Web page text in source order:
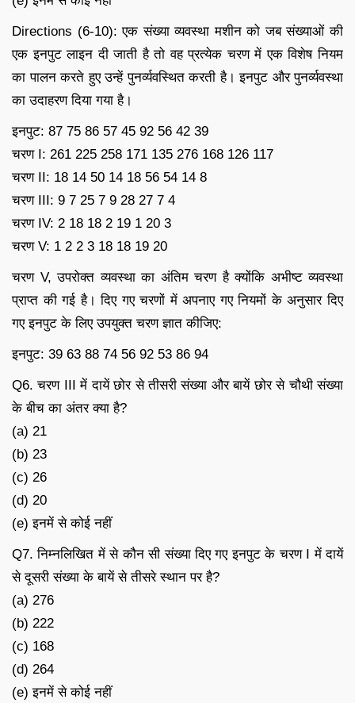
Directions (6-10): एक संख्या व्यवस्था मशीन को जब संख्याओं की
एक इनपुट लाइन दी जाती है तो वह प्रत्येक चरण में एक विशेष नियम
का पालन करते हुए उन्हें पुनर्व्यवस्थित करती है। इनपुट और पुनर्व्यवस्था
का उदाहरण दिया गया है।
इनपुट: 87 75 86 57 45 92 56 42 39
चरण I: 261 225 258 171 135 276 168 126 117
चरण II: 18 14 50 14 18 56 54 14 8
चरण III: 9 7 25 7 9 28 27 7 4
चरण IV: 2 18 18 2 19 1 20 3
चरण V: 1 2 2 3 18 18 19 20
चरण V, उपरोक्त व्यवस्था का अंतिम चरण है क्योंकि अभीष्ट व्यवस्था
प्राप्त की गई है। दिए गए चरणों में अपनाए गए नियमों के अनुसार दिए
गए इनपुट के लिए उपयुक्त चरण ज्ञात कीजिए:
इनपुट: 39 63 88 74 56 92 53 86 94
Q6. चरण III में दायें छोर से तीसरी संख्या और बायें छोर से चौथी संख्या
के बीच का अंतर क्या है?
(a) 21
(b) 23
(c) 26
(d) 20
(e) इनमें से कोई नहीं
Q7. निम्नलिखित में से कौन सी संख्या दिए गए इनपुट के चरण I में दायें
से दूसरी संख्या के बायें से तीसरे स्थान पर है?
(a) 276
(b) 222
(c) 168
(d) 264
(e) इनमें से कोई नहीं